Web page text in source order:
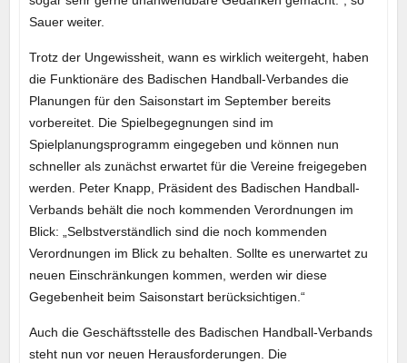
Sauer weiter.
Trotz der Ungewissheit, wann es wirklich weitergeht, haben
die Funktionäre des Badischen Handball-Verbandes die
Planungen für den Saisonstart im September bereits
vorbereitet. Die Spielbegegnungen sind im
Spielplanungsprogramm eingegeben und können nun
schneller als zunächst erwartet für die Vereine freigegeben
werden. Peter Knapp, Präsident des Badischen Handball-
Verbands behält die noch kommenden Verordnungen im
Blick: „Selbstverständlich sind die noch kommenden
Verordnungen im Blick zu behalten. Sollte es unerwartet zu
neuen Einschränkungen kommen, werden wir diese
Gegebenheit beim Saisonstart berücksichtigen.“
Auch die Geschäftsstelle des Badischen Handball-Verbands
steht nun vor neuen Herausforderungen. Die